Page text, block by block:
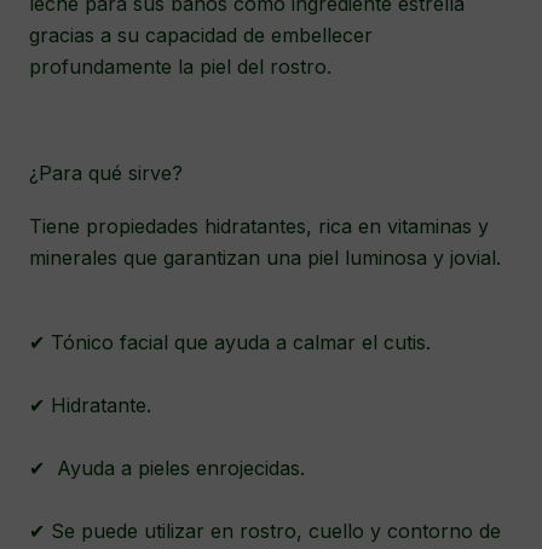
gracias a su capacidad de embellecer
profundamente la piel del rostro.
¿Para qué sirve?
Tiene propiedades hidratantes, rica en vitaminas y
minerales que garantizan una piel luminosa y jovial.
✔ Tónico facial que ayuda a calmar el cutis.
✔ Hidratante.
✔ Ayuda a pieles enrojecidas.
✔ Se puede utilizar en rostro, cuello y contorno de